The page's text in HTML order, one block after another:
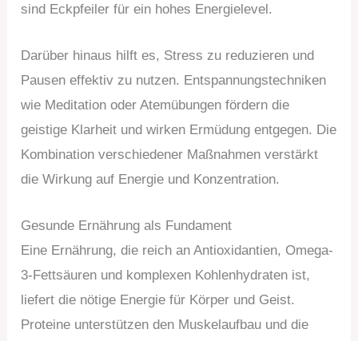
sind Eckpfeiler für ein hohes Energielevel.
Darüber hinaus hilft es, Stress zu reduzieren und
Pausen effektiv zu nutzen. Entspannungstechniken
wie Meditation oder Atemübungen fördern die
geistige Klarheit und wirken Ermüdung entgegen. Die
Kombination verschiedener Maßnahmen verstärkt
die Wirkung auf Energie und Konzentration.
Gesunde Ernährung als Fundament
Eine Ernährung, die reich an Antioxidantien, Omega-
3-Fettsäuren und komplexen Kohlenhydraten ist,
liefert die nötige Energie für Körper und Geist.
Proteine unterstützen den Muskelaufbau und die